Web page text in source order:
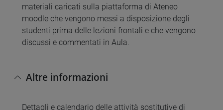
materiali caricati sulla piattaforma di Ateneo
moodle che vengono messi a disposizione degli
studenti prima delle lezioni frontali e che vengono
discussi e commentati in Aula.
Altre informazioni
Dettagli e calendario delle attività sostitutive di